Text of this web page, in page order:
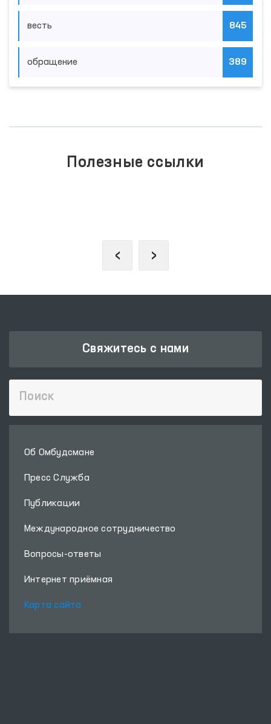
весть 845
обращение 389
Полезные ссылки
‹ ›
Свяжитесь с нами
Об Омбудсмане
Пресс Служба
Публикации
Международное сотрудничество
Вопросы-ответы
Интернет приёмная
Карта сайта